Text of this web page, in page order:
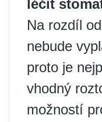
léčit
Na rozdíl
nebude
proto je
vhodný
možností